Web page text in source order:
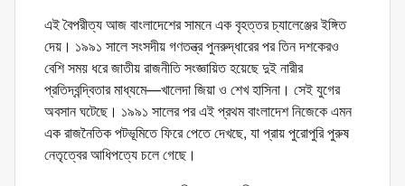
এই বৈপরীত্য আজ বাংলাদেশের সামনে এক বৃহত্তর চ্যালেঞ্জের ইঙ্গিত
দেয়। ১৯৯১ সালে সংসদীয় গণতন্ত্র পুনরুদ্ধারের পর তিন দশকেরও
বেশি সময় ধরে জাতীয় রাজনীতি সংজ্ঞায়িত হয়েছে দুই নারীর
প্রতিদ্বন্দ্বিতার মাধ্যমে—খালেদা জিয়া ও শেখ হাসিনা। সেই যুগের
অবসান ঘটেছে। ১৯৯১ সালের পর এই প্রথম বাংলাদেশ নিজেকে এমন
এক রাজনৈতিক পটভূমিতে ফিরে পেতে দেখছে, যা প্রায় পুরোপুরি পুরুষ
নেতৃত্বের আধিপত্যে চলে গেছে।